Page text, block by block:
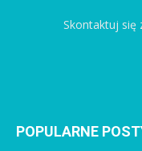
Skontaktuj się
POPULARNE